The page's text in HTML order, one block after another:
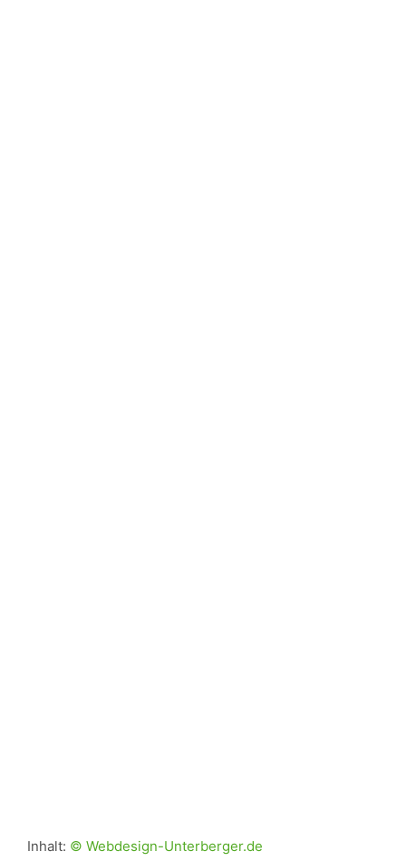
Inhalt: © Webdesign-Unterberger.de